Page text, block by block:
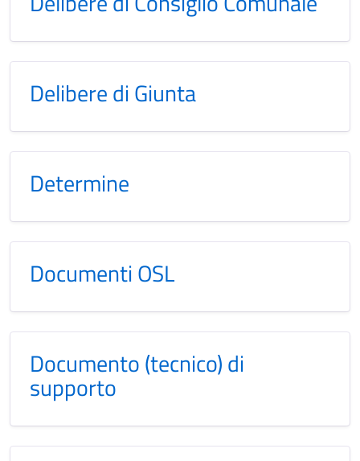
Delibere di Giunta
Determine
Documenti OSL
Documento (tecnico) di
supporto